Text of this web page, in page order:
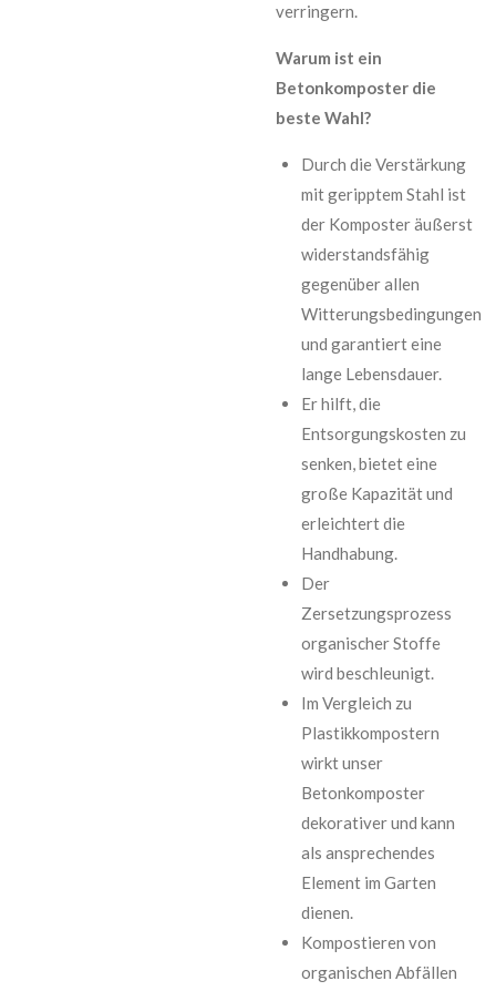
verringern.
Warum ist ein
Betonkomposter die
beste Wahl?
Durch die Verstärkung
mit geripptem Stahl ist
der Komposter äußerst
widerstandsfähig
gegenüber allen
Witterungsbedingungen
und garantiert eine
lange Lebensdauer.
Er hilft, die
Entsorgungskosten zu
senken, bietet eine
große Kapazität und
erleichtert die
Handhabung.
Der
Zersetzungsprozess
organischer Stoffe
wird beschleunigt.
Im Vergleich zu
Plastikkompostern
wirkt unser
Betonkomposter
dekorativer und kann
als ansprechendes
Element im Garten
dienen.
Kompostieren von
organischen Abfällen